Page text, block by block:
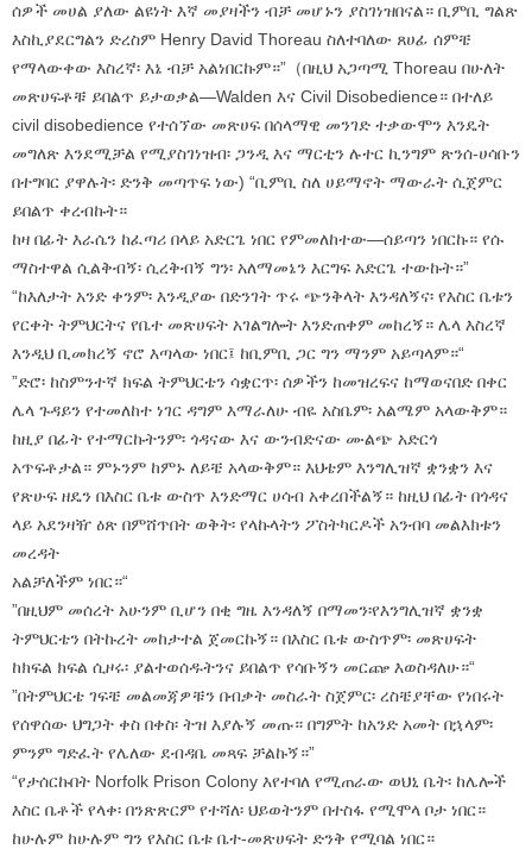
ሰዎች መሀል ያለው ልዩነት እኛ መያዛችን ብቻ መሆኑን ያስገነዝበናል። ቢምቢ ግልጽ
እስኪያደርግልን ድረስም Henry David Thoreau ስለተባለው ጸሀፊ ሰምቼ
የማላውቀው እስረኛ፡ እኔ ብቻ አልነበርኩም።”（በዚህ አጋጣሚ Thoreau በሁለት
መጽሀፍቶቹ ይበልጥ ይታወቃል—Walden እና Civil Disobedience። በተለይ
civil disobedience የተሰኘው መጽሀፍ በሰላማዊ መንገድ ተቃውሞን እንዴት
መግለጽ እንደሚቻል የሚያስገነዝብ፡ ጋንዲ እና ማርቲን ሉተር ኪንግም ጽንሰ-ሀሳቡን
በተግባር ያዋሉት፡ ድንቅ መጣጥፍ ነው) “ቢምቢ ስለ ሀይማኖት ማውራት ሲጀምር
ይበልጥ ቀረብኩት።
ከዛ በፊት እራሴን ከፈጣሪ በላይ አድርጌ ነበር የምመለከተው—ሰይጣን ነበርኩ። የሱ
ማስተዋል ሲልቅብኝ፡ ሲረቅብኝ ግን፡ አለማመኔን እርግፍ አድርጌ ተውኩት።”
“ከእለታት አንድ ቀንም፡ እንዲያው በድንገት ጥሩ ጭንቅላት እንዳለኝና፡ የእስር ቤቱን
የርቀት ትምህርትና የቤተ መጽሀፍት አገልግሎት እንድጠቀም መከረኝ። ሌላ እስረኛ
እንዲህ ቢመክረኝ ኖሮ እጣላው ነበር፤ ከቢምቢ ጋር ግን ማንም አይጣላም።“
”ድሮ፡ ከስምንተኛ ክፍል ትምህርቴን ሳቋርጥ፡ ሰዎችን ከመዝረፍና ከማወናበድ በቀር
ሌላ ጉዳይን የተመለከተ ነገር ዳግም እማራለሁ ብዬ አስቤም፡ አልሜም አላውቅም።
ከዚያ በፊት የተማርኩትንም፡ ጎዳናው እና ውንብድናው ሙልጭ አድርጎ
አጥፍቶታል። ምኑንም ከምኑ ለይቼ አላውቅም። እህቴም እንግሊዝኛ ቋንቋን እና
የጽሁፍ ዘዴን በእስር ቤቱ ውስጥ እንድማር ሀሳብ አቀረበችልኝ። ከዚህ በፊት በጎዳና
ላይ አደንዛዥ ዕጽ በምሸጥበት ወቅት፡ የላኩላትን ፖስትካርዶች አንብባ መልእክቱን
መረዳት
አልቻለችም ነበር።“
”በዚህም መሰረት አሁንም ቢሆን በቂ ግዜ እንዳለኝ በማመን፡የእንግሊዝኛ ቋንቋ
ትምህርቴን በትኩረት መከታተል ጀመርኩኝ። በእስር ቤቱ ውስጥም፡ መጽሀፍት
ከክፍል ክፍል ሲዞሩ፡ ያልተወሰዱትንና ይበልጥ የሳቡኝን መርጬ እወስዳለሁ።“
”በትምህርቴ ገፍቼ መልመጃዎቹን በብቃት መስራት ስጀምር፡ ረስቼያቸው የነበሩት
የሰዋሰው ህግጋት ቀስ በቀስ፡ ትዝ እያሉኝ መጡ። በግምት ከአንድ አመት በኋላም፡
ምንም ግድፈት የሌለው ደብዳቤ መጻፍ ቻልኩኝ።”
“የታሰርኩበት Norfolk Prison Colony እየተባለ የሚጠራው ወህኒ ቤት፡ ከሌሎች
እስር ቤቶች የላቀ፡ በንጽጽርም የተሻለ፡ ህይወትንም በተስፋ የሚሞላ ቦታ ነበር።
ከሁሉም ከሁሉም ግን የእስር ቤቱ ቤተ-መጽሀፍት ድንቅ የሚባል ነበር።